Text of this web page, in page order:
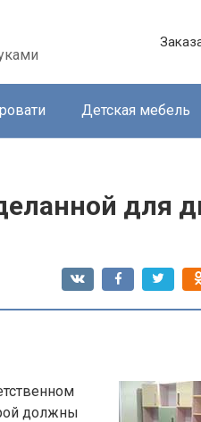
Детская мебель
для
должны